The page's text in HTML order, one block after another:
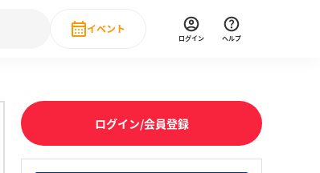
場社員インタビュー
イベント
直近のイベント一覧
ログイン ヘルプ
ログイン/会員登録